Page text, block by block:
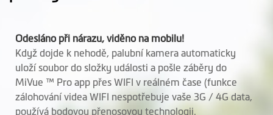
Reproduktor
Mio SmartBox
nabíjecí set
Volitelně
Odesláno při nárazu, viděno na mobilu!
Když dojde k nehodě, palubní kamera automaticky
uloží soubor do složky události a pošle záběry do
MiVue ™ Pro app přes WIFI v reálném čase (funkce
zálohování videa WIFI nespotřebuje vaše 3G / 4G data,
používá bodovou přenosovou technologii.